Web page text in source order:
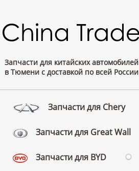
Запчасти для китайских автомобилей
в Тюмени с доставкой по всей России
Запчасти для Chery
Запчасти для Great Wall
Запчасти для BYD